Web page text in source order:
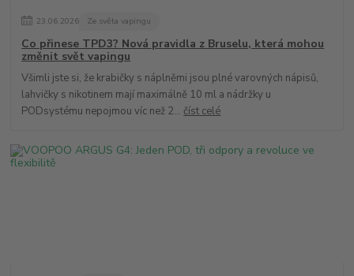
23.06.2026 Ze světa vapingu
Co přinese TPD3? Nová pravidla z Bruselu, která mohou
změnit svět vapingu
Všimli jste si, že krabičky s náplněmi jsou plné varovných nápisů,
lahvičky s nikotinem mají maximálně 10 ml a nádržky u
PODsystému nepojmou víc než 2... číst celé